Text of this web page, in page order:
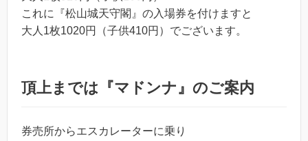
これに『松山城天守閣』の入場券を付けますと
大人1枚1020円（子供410円）でございます。
頂上までは『マドンナ』のご案内
券売所からエスカレーターに乗り